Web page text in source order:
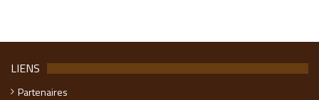
LIENS
Partenaires